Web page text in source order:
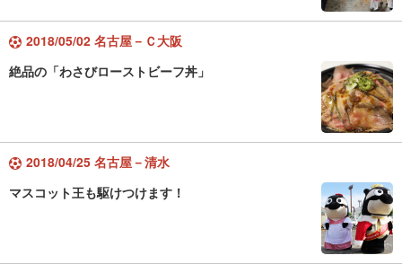
2018/05/02 名古屋－Ｃ大阪
絶品の「わさびローストビーフ丼」
2018/04/25 名古屋－清水
マスコット王も駆けつけます！